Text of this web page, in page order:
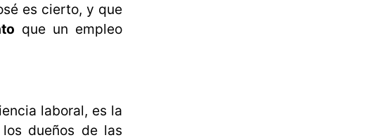
es cierto, y que
que un empleo
laboral, es la
dueños de las